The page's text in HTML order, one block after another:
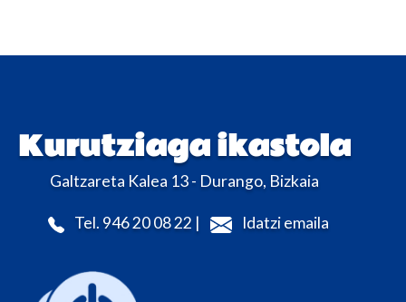
Kurutziaga ikastola
Galtzareta Kalea 13 - Durango, Bizkaia
Tel. 946 20 08 22 | Idatzi emaila